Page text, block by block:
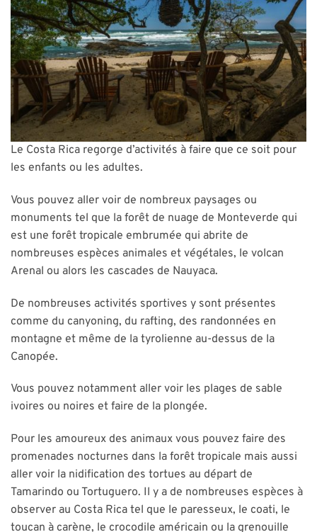
Le Costa Rica regorge d’activités à faire que ce soit pour
les enfants ou les adultes.
Vous pouvez aller voir de nombreux paysages ou
monuments tel que la forêt de nuage de Monteverde qui
est une forêt tropicale embrumée qui abrite de
nombreuses espèces animales et végétales, le volcan
Arenal ou alors les cascades de Nauyaca.
De nombreuses activités sportives y sont présentes
comme du canyoning, du rafting, des randonnées en
montagne et même de la tyrolienne au-dessus de la
Canopée.
Vous pouvez notamment aller voir les plages de sable
ivoires ou noires et faire de la plongée.
Pour les amoureux des animaux vous pouvez faire des
promenades nocturnes dans la forêt tropicale mais aussi
aller voir la nidification des tortues au départ de
Tamarindo ou Tortuguero. Il y a de nombreuses espèces à
observer au Costa Rica tel que le paresseux, le coati, le
toucan à carène, le crocodile américain ou la grenouille